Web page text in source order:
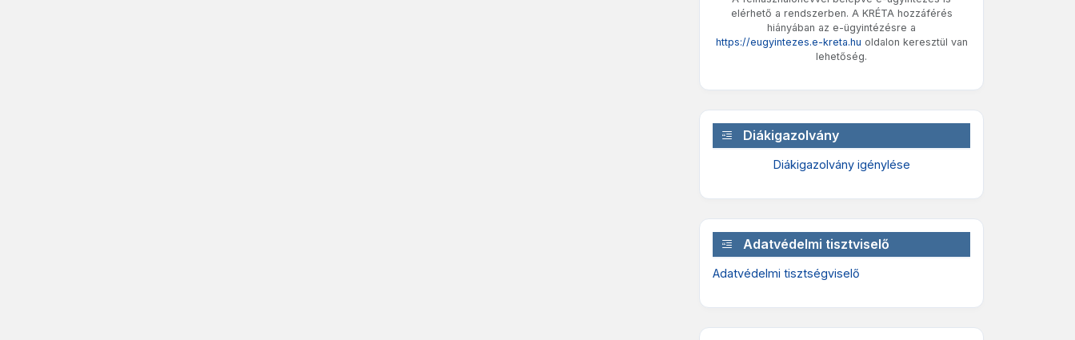
elérhető a rendszerben. A KRÉTA hozzáférés
hiányában az e-ügyintézésre a
https://eugyintezes.e-kreta.hu oldalon keresztül van
lehetőség.
Diákigazolvány
Diákigazolvány igénylése
Adatvédelmi tisztviselő
Adatvédelmi tisztségviselő